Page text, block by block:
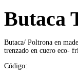
Butaca
Butaca/ Poltrona en
trenzado en cuero eco-
Código: